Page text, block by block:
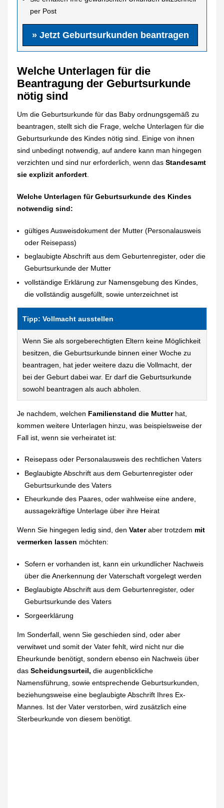
per Post
» Jetzt Geburtsurkunden beantragen
Welche Unterlagen für die
Beantragung der Geburtsurkunde
nötig sind
Um die Geburtsurkunde für das Baby ordnungsgemäß zu
beantragen, stellt sich die Frage, welche Unterlagen für die
Geburtsurkunde des Kindes nötig sind. Einige von ihnen
sind unbedingt notwendig, auf andere kann man hingegen
verzichten und sind nur erforderlich, wenn dasStandesamt
sie explizit anfordert.
Welche Unterlagen für Geburtsurkunde des Kindes
notwendig sind:
gültiges Ausweisdokument der Mutter (Personalausweis
oder Reisepass)
beglaubigte Abschrift aus dem Geburtenregister, oder die
Geburtsurkunde der Mutter
vollständige Erklärung zur Namensgebung des Kindes,
die vollständig ausgefüllt, sowie unterzeichnet ist
Tipp: Vollmacht ausstellen
Wenn Sie als sorgeberechtigten Eltern keine Möglichkeit
besitzen, die Geburtsurkunde binnen einer Woche zu
beantragen, hat jeder weitere dazu die Vollmacht, der
bei der Geburt dabei war. Er darf die Geburtsurkunde
sowohl beantragen als auch abholen.
Je nachdem, welchen Familienstand die Mutterhat,
kommen weitere Unterlagen hinzu, was beispielsweise der
Fall ist, wenn sie verheiratet ist:
Reisepass oder Personalausweis des rechtlichen Vaters
Beglaubigte Abschrift aus dem Geburtenregister oder
Geburtsurkunde des Vaters
Eheurkunde des Paares, oder wahlweise eine andere,
aussagekräftige Unterlage über ihre Heirat
Wenn Sie hingegen ledig sind, denVateraber trotzdem mit
vermerken lassen möchten:
Sofern er vorhanden ist, kann ein urkundlicher Nachweis
über die Anerkennung der Vaterschaft vorgelegt werden
Beglaubigte Abschrift aus dem Geburtenregister, oder
Geburtsurkunde des Vaters
Sorgeerklärung
Im Sonderfall, wenn Sie geschieden sind, oder aber
verwitwet und somit der Vater fehlt, wird nicht nur die
Eheurkunde benötigt, sondern ebenso ein Nachweis über
dasScheidungsurteil, die augenblickliche
Namensführung, sowie entsprechende Geburtsurkunden,
beziehungsweise eine beglaubigte Abschrift Ihres Ex-
Mannes. Ist der Vater verstorben, wird zusätzlich eine
Sterbeurkunde von diesem benötigt.